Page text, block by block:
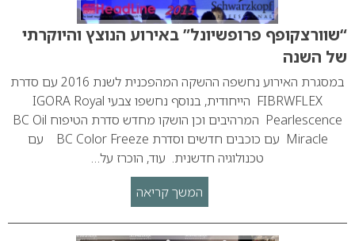
“שוורצקופף פרופשיונל” באירוע הנוצץ והיוקרתי
של השנה
במסגרת האירוע נחשפה ההשקה המהפכנית לשנת 2016 עם סדרת
FIBRWFLEX הייחודית, בנוסף נחשפו צבעי IGORA Royal
Pearlescence המרהיבים וכן הושקו מחדש סדרת הטיפוח BC Oil
Miracle עם כוכבים חדשים וסדרת BC Color Freeze עם
טכנולוגיה חדשנית. עוד, הוכרז על…
המשך קריאה